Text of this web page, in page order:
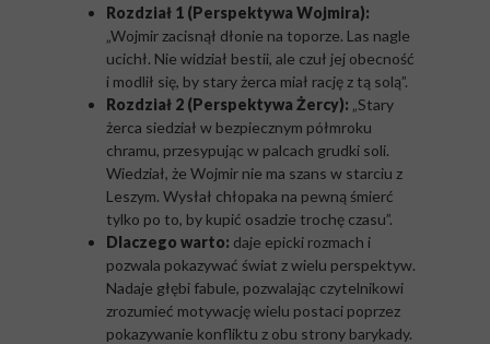
Rozdział 1 (Perspektywa Wojmira):
„Wojmir zacisnął dłonie na toporze. Las nagle
ucichł. Nie widział bestii, ale czuł jej obecność
i modlił się, by stary żerca miał rację z tą solą”.
Rozdział 2 (Perspektywa Żercy): „Stary
żerca siedział w bezpiecznym półmroku
chramu, przesypując w palcach grudki soli.
Wiedział, że Wojmir nie ma szans w starciu z
Leszym. Wysłał chłopaka na pewną śmierć
tylko po to, by kupić osadzie trochę czasu”.
Dlaczego warto: daje epicki rozmach i
pozwala pokazywać świat z wielu perspektyw.
Nadaje głębi fabule, pozwalając czytelnikowi
zrozumieć motywację wielu postaci poprzez
pokazywanie konfliktu z obu strony barykady.